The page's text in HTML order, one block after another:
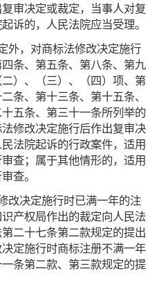
审决定或裁定，当事人对复
诉的，人民法院应当受理。
外，对商标法修改决定施行
条、第五条、第八条、第九
）、（三）、（四）项、第
条、第十三条、第十五条、
五条、第三十一条所列举的
修改决定施行后作出复审决
法院起诉的行政案件，适用
查；属于其他情形的，适用
查。
改决定施行时已满一年的注
产权局作出的裁定向人民法
二十七条第二款规定的提出
定施行时商标注册不满一年
条第二款、第三款规定的提